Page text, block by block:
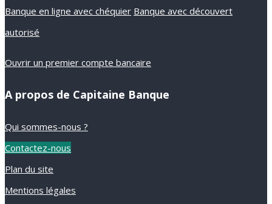
Banque en ligne avec chéquier Banque avec découvert
autorisé
Ouvrir un premier compte bancaire
A propos de Capitaine Banque
Qui sommes-nous ?
Contactez-nous
Plan du site
Mentions légales